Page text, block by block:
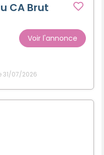
CA Brut
Voir l'annonce
31/07/2026